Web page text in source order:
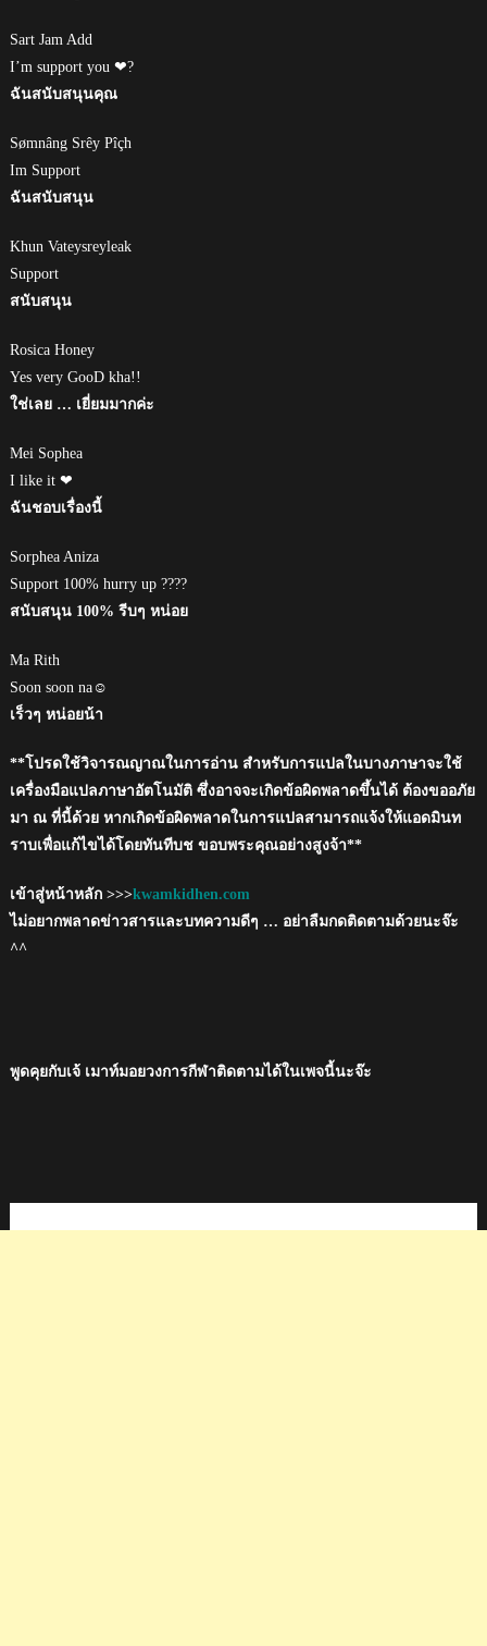
Sart Jam Add
I’m support you ❤?
ฉันสนับสนุนคุณ
Sømnâng Srêy Pîçh
Im Support
ฉันสนับสนุน
Khun Vateysreyleak
Support
สนับสนุน
Rosica Honey
Yes very GooD kha!!
ใช่เลย … เยี่ยมมากค่ะ
Mei Sophea
I like it ❤
ฉันชอบเรื่องนี้
Sorphea Aniza
Support 100% hurry up ????
สนับสนุน 100% รีบๆ หน่อย
Ma Rith
Soon soon na☺
เร็วๆ หน่อยน้า
**โปรดใช้วิจารณญาณในการอ่าน สำหรับการแปลในบางภาษาจะใช้
เครื่องมือแปลภาษาอัตโนมัติ ซึ่งอาจจะเกิดข้อผิดพลาดขึ้นได้ ต้องขออภัย
มา ณ ที่นี้ด้วย หากเกิดข้อผิดพลาดในการแปลสามารถแจ้งให้แอดมินท
ราบเพื่อแก้ไขได้โดยทันทีบช ขอบพระคุณอย่างสูงจ้า**
เข้าสู่หน้าหลัก >>>kwamkidhen.com
ไม่อยากพลาดข่าวสารและบทความดีๆ … อย่าลืมกดติดตามด้วยนะจ๊ะ
^^
พูดคุยกับเจ้ เมาท์มอยวงการกีฬาติดตามได้ในเพจนี้นะจ๊ะ